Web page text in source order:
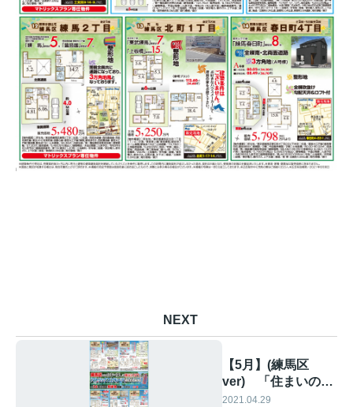
NEXT
【5月】(練馬区
ver) 「住まいの見
学会」情報です！①
2021.04.29